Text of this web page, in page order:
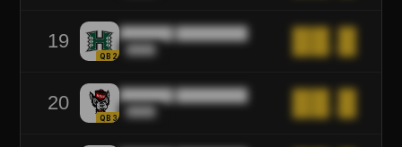
19
QB2
██████ ████████
████
20
QB3
██████ ████████
████